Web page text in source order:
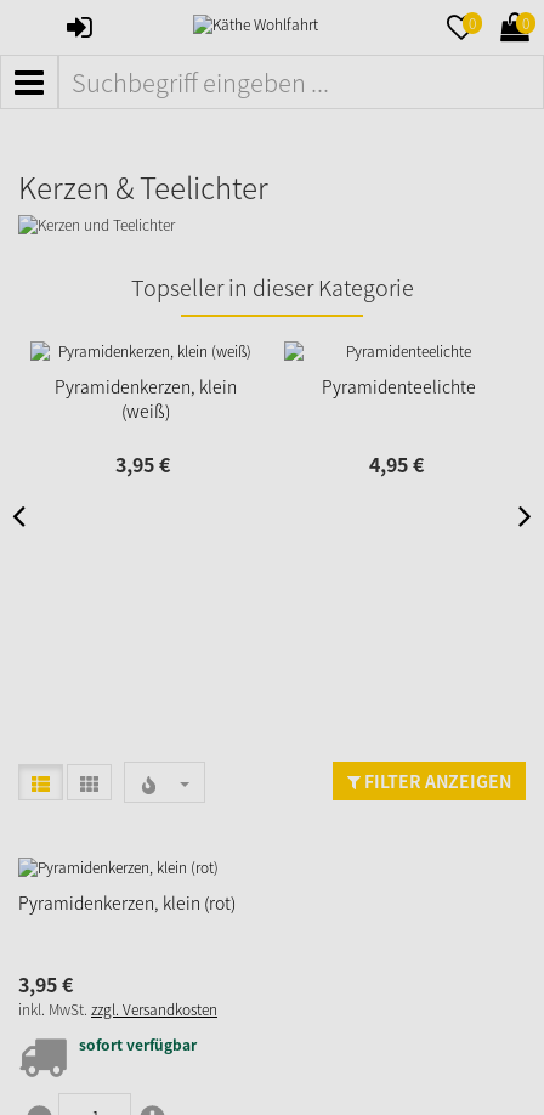
ANMELDEN 0 0
MENÜ
Kerzen & Teelichter
Topseller in dieser Kategorie
Pyramidenkerzen, klein
(weiß)
3,95€
Pyramidenteelichte
4,95€
FILTER ANZEIGEN
Pyramidenkerzen, klein (rot)
3,95€
inkl. MwSt. zzgl. Versandkosten
sofort verfügbar